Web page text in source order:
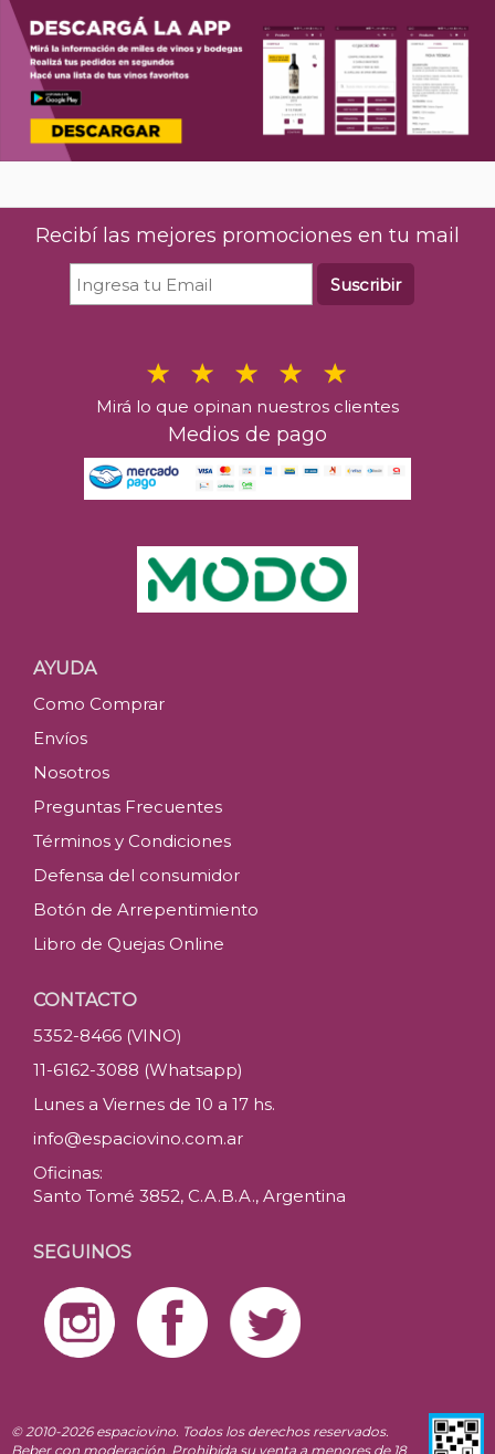
Recibí las mejores promociones en tu mail
Suscribir
Mirá lo que opinan nuestros clientes
Medios de pago
AYUDA
Como Comprar
Envíos
Nosotros
Preguntas Frecuentes
Términos y Condiciones
Defensa del consumidor
Botón de Arrepentimiento
Libro de Quejas Online
CONTACTO
5352-8466 (VINO)
11-6162-3088 (Whatsapp)
Lunes a Viernes de 10 a 17 hs.
info@espaciovino.com.ar
Oficinas:
Santo Tomé 3852, C.A.B.A., Argentina
SEGUINOS
© 2010-2026 espaciovino. Todos los derechos reservados.
Beber con moderación. Prohibida su venta a menores de 18